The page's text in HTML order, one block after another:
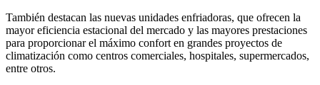
También destacan las nuevas unidades enfriadoras, que ofrecen la
mayor eficiencia estacional del mercado y las mayores prestaciones
para proporcionar el máximo confort en grandes proyectos de
climatización como centros comerciales, hospitales, supermercados,
entre otros.